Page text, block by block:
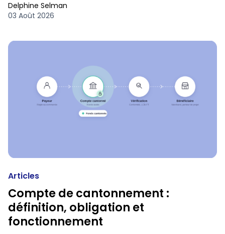
Delphine Selman
03 Août 2026
Articles
Compte de cantonnement :
définition, obligation et
fonctionnement